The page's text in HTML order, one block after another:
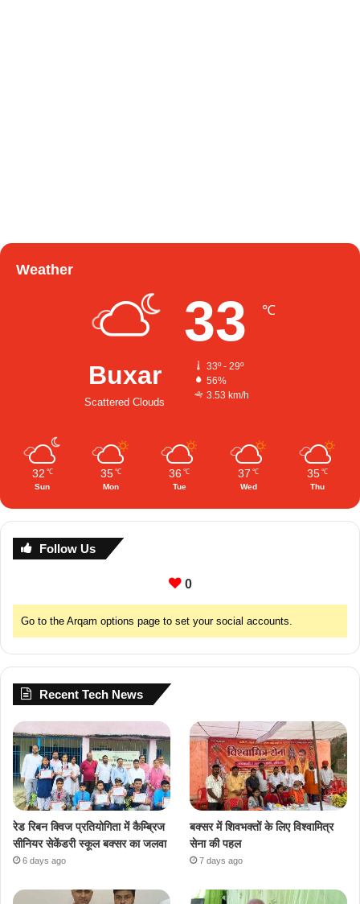
Weather
Buxar
Scattered Clouds
33 ℃
33º - 29º
56%
3.53 km/h
32 ℃
Sun
35 ℃
Mon
36 ℃
Tue
37 ℃
Wed
35 ℃
Thu
Follow Us
0
Go to the Arqam options page to set your social accounts.
Recent Tech News
रेड रिबन क्विज प्रतियोगिता में कैम्ब्रिज
सीनियर सेकेंडरी स्कूल बक्सर का जलवा
6 days ago
बक्सर में शिवभक्तों के लिए विश्वामित्र
सेना की पहल
7 days ago